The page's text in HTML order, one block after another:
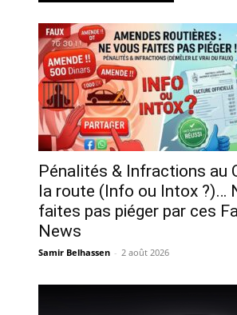
Pénalités & Infractions au
la route (Info ou Intox ?)…
faites pas piéger par ces
News
Samir Belhassen - 2 août 2026